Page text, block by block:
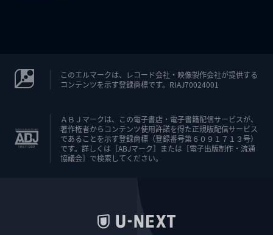
このエルマークは、レコード会社・映像製作会社が提供する
コンテンツを示す登録商標です。RIAJ70024001
ＡＢＪマークは、この電子書店・電子書籍配信サービスが、
著作権者からコンテンツ使用許諾を得た正規版配信サービス
であることを示す登録商標（登録番号第６０９１７１３号）
です。詳しくは［ABJマーク］または［電子出版制作・流通
協議会］で検索してください。